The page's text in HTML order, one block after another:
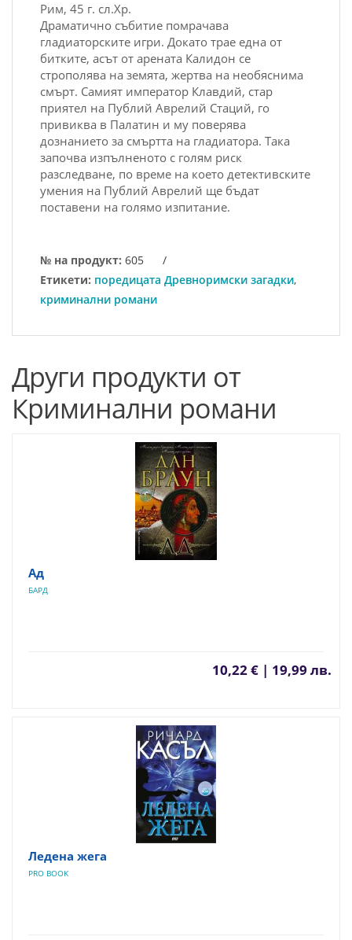
Рим, 45 г. сл.Хр.
Драматично събитие помрачава
гладиаторските игри. Докато трае една от
битките, асът от арената Калидон се
строполява на земята, жертва на необяснима
смърт. Самият император Клавдий, стар
приятел на Публий Аврелий Стаций, го
привиква в Палатин и му поверява
дознанието за смъртта на гладиатора. Така
започва изпълненото с голям риск
разследване, по време на което детективските
умения на Публий Аврелий ще бъдат
поставени на голямо изпитание.
№ на продукт: 605
/
Етикети: поредицата Древноримски загадки,
криминални романи
Други продукти от
Криминални романи
Ад
БАРД
10,22 € | 19,99 лв.
Ледена жега
PRO BOOK